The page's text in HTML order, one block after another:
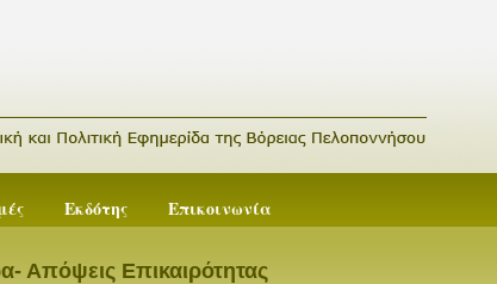
Εκδότης Επικοινωνία
Απόψεις Επικαιρότητας